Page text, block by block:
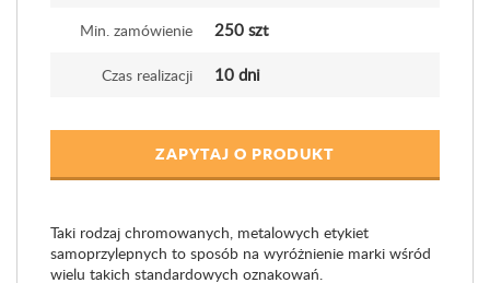
Min. zamówienie 250 szt
Czas realizacji 10 dni
ZAPYTAJ O PRODUKT
Taki rodzaj chromowanych, metalowych etykiet
samoprzylepnych to sposób na wyróżnienie marki wśród
wielu takich standardowych oznakowań.